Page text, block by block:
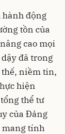
động
tồn của
cao mọi
đã trong
niềm tin,
hiện
thể tư
của Đảng
mang tính